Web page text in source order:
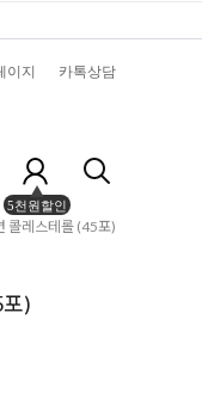
이지 카톡상담
5천원할인
콜레스테롤 (45포)
)